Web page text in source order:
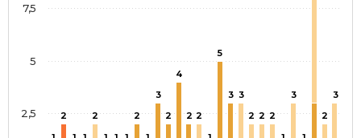
2
2
2
3
2
4
2 2
5
3 3
2 2 2
3
2
3
2,5
5
7,5